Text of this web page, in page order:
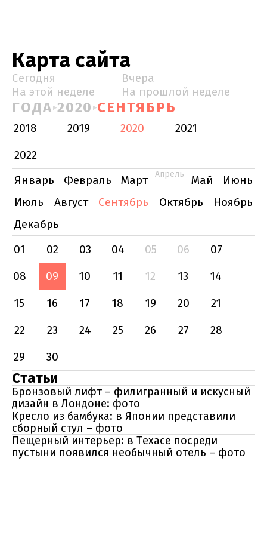
Карта сайта
Сегодня
Вчера
На этой неделе
На прошлой неделе
ГОДА 2020 СЕНТЯБРЬ
2018 2019 2020
2021
2022
Январь
Февраль Март Апрель Май
Июнь
Июль
Август Сентябрь Октябрь
Ноябрь
Декабрь
01
02 03 04 05 06
07
08
09 10 11 12 13
14
15
16 17 18 19 20
21
22
23 24 25 26 27
28
29
30
Статьи
Бронзовый лифт – филигранный и искусный
дизайн в Лондоне: фото
Кресло из бамбука: в Японии представили
сборный стул – фото
Пещерный интерьер: в Техасе посреди
пустыни появился необычный отель – фото